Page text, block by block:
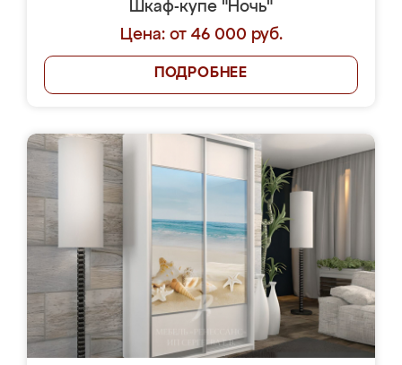
Шкаф-купе "Ночь"
Цена: от 46 000 руб.
ПОДРОБНЕЕ